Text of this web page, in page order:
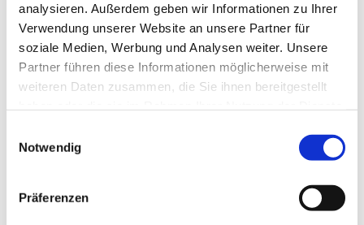
analysieren. Außerdem geben wir Informationen zu Ihrer
Verwendung unserer Website an unsere Partner für
soziale Medien, Werbung und Analysen weiter. Unsere
Partner führen diese Informationen möglicherweise mit
weiteren Daten zusammen, die Sie ihnen bereitgestellt
Notwendig
Präferenzen
Janet Hansen
80808080